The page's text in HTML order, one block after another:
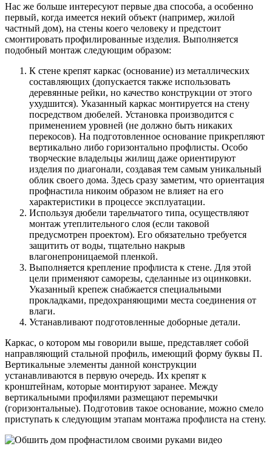
Нас же больше интересуют первые два способа, а особенно
первый, когда имеется некий объект (например, жилой
частный дом), на стены коего человеку и предстоит
смонтировать профилированные изделия. Выполняется
подобный монтаж следующим образом:
К стене крепят каркас (основание) из металлических
составляющих (допускается также использовать
деревянные рейки, но качество конструкции от этого
ухудшится). Указанный каркас монтируется на стену
посредством дюбелей. Установка производится с
применением уровней (не должно быть никаких
перекосов). На подготовленное основание прикрепляют
вертикально либо горизонтально профлисты. Особо
творческие владельцы жилищ даже ориентируют
изделия по диагонали, создавая тем самым уникальный
облик своего дома. Здесь сразу заметим, что ориентация
профнастила никоим образом не влияет на его
характеристики в процессе эксплуатации.
Используя дюбели тарельчатого типа, осуществляют
монтаж утеплительного слоя (если таковой
предусмотрен проектом). Его обязательно требуется
защитить от воды, тщательно накрыв
влагонепроницаемой пленкой.
Выполняется крепление профлиста к стене. Для этой
цели применяют саморезы, сделанные из оцинковки.
Указанный крепеж снабжается специальными
прокладками, предохраняющими места соединения от
влаги.
Устанавливают подготовленные доборные детали.
Каркас, о котором мы говорили выше, представляет собой
направляющий стальной профиль, имеющий форму буквы П.
Вертикальные элементы данной конструкции
устанавливаются в первую очередь. Их крепят к
кронштейнам, которые монтируют заранее. Между
вертикальными профилями размещают перемычки
(горизонтальные). Подготовив такое основание, можно смело
приступать к следующим этапам монтажа профлиста на стену.